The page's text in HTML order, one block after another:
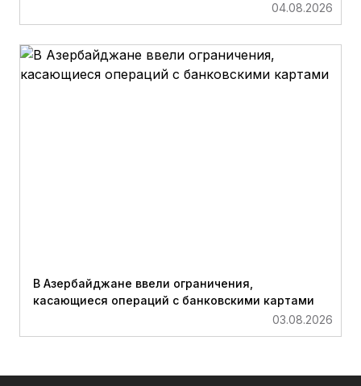
04.08.2026
В Азербайджане ввели ограничения,
касающиеся операций с банковскими картами
03.08.2026